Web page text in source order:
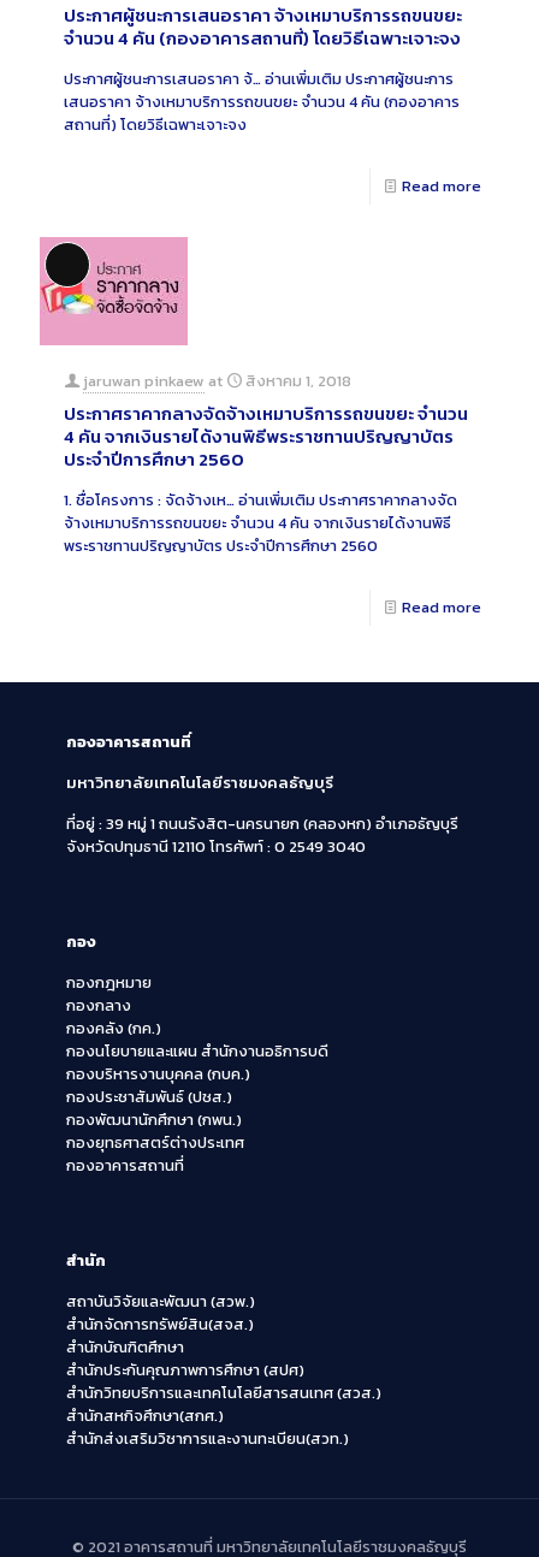
ประกาศผู้ชนะการเสนอราคา จ้างเหมาบริการรถขนขยะ
จำนวน 4 คัน (กองอาคารสถานที่) โดยวิธีเฉพาะเจาะจง
ประกาศผู้ชนะการเสนอราคา จ้…อ่านเพิ่มเติมประกาศผู้ชนะการ
เสนอราคา จ้างเหมาบริการรถขนขยะ จำนวน 4 คัน (กองอาคาร
สถานที่) โดยวิธีเฉพาะเจาะจง
Read more
Long Description
jaruwan pinkaew at สิงหาคม 1, 2018
ประกาศราคากลางจัดจ้างเหมาบริการรถขนขยะ จำนวน
4 คัน จากเงินรายได้งานพิธีพระราชทานปริญญาบัตร
ประจำปีการศึกษา 2560
1. ชื่อโครงการ : จัดจ้างเห…อ่านเพิ่มเติมประกาศราคากลางจัด
จ้างเหมาบริการรถขนขยะ จำนวน 4 คัน จากเงินรายได้งานพิธี
พระราชทานปริญญาบัตร ประจำปีการศึกษา 2560
Read more
กองอาคารสถานที่
มหาวิทยาลัยเทคโนโลยีราชมงคลธัญบุรี
ที่อยู่ : 39 หมู่ 1 ถนนรังสิต-นครนายก (คลองหก)อำเภอธัญบุรี
จังหวัดปทุมธานี 12110 โทรศัพท์ : 0 2549 3040
กอง
กองกฎหมาย
กองกลาง
กองคลัง (กค.)
กองนโยบายและแผน สำนักงานอธิการบดี
กองบริหารงานบุคคล (กบค.)
กองประชาสัมพันธ์ (ปชส.)
กองพัฒนานักศึกษา (กพน.)
กองยุทธศาสตร์ต่างประเทศ
กองอาคารสถานที่
สำนัก
สถาบันวิจัยและพัฒนา (สวพ.)
สำนักจัดการทรัพย์สิน(สจส.)
สำนักบัณฑิตศึกษา
สำนักประกันคุณภาพการศึกษา (สปศ)
สำนักวิทยบริการและเทคโนโลยีสารสนเทศ (สวส.)
สำนักสหกิจศึกษา(สกศ.)
สำนักส่งเสริมวิชาการและงานทะเบียน(สวท.)
© 2021 อาคารสถานที่ มหาวิทยาลัยเทคโนโลยีราชมงคลธัญบุรี